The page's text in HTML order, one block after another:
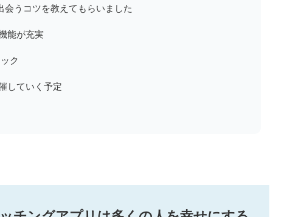
会うコツを教えてもらいました
能が充実
ク
していく予定